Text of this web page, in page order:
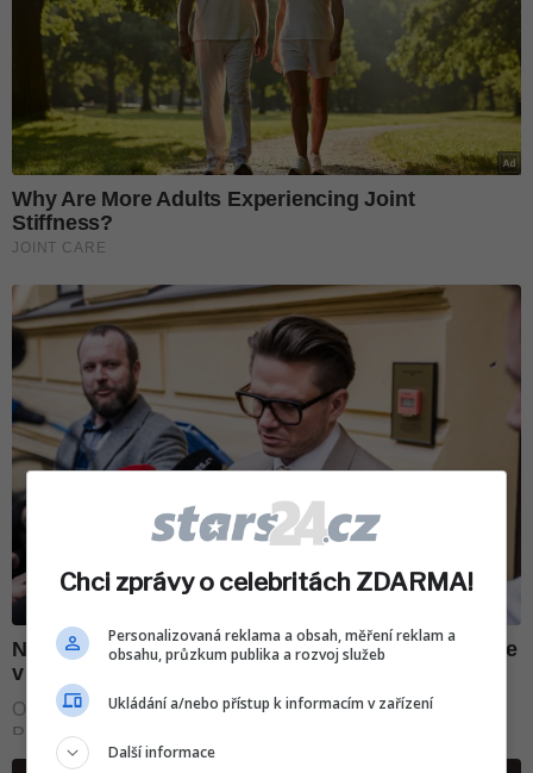
Chci zprávy o celebritách ZDARMA!
Personalizovaná reklama a obsah, měření reklam a
obsahu, průzkum publika a rozvoj služeb
Ukládání a/nebo přístup k informacím v zařízení
Další informace